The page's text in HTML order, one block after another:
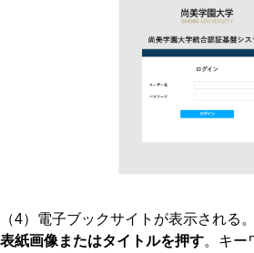
（4）電子ブックサイトが表示される。
表紙画像またはタイトルを押す。キー